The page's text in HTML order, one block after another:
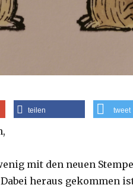
teilen tweet
mit den neuen
heraus gekommen